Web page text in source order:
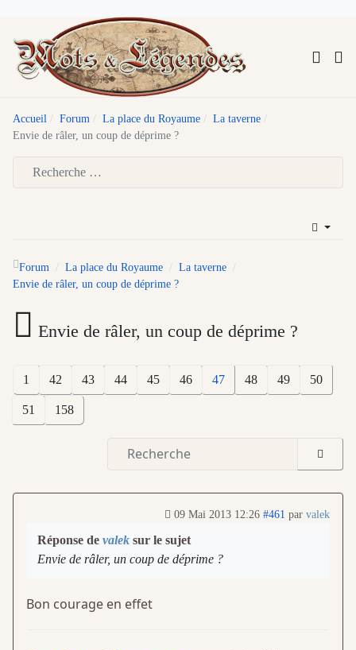
Accueil Forum La place du Royaume
La taverne
Envie de râler, un coup de déprime ?
Forum La place du Royaume
La taverne
Envie de râler, un coup de déprime ?
Envie de râler, un coup de déprime ?
1 42 43 44 45 46 47 48 49 50
51 158
09 Mai 2013 12:26 #461 par valek
Réponse de valek sur le sujet
Envie de râler, un coup de déprime ?
Bon courage en effet